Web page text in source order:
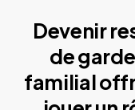
Devenir
de
familial